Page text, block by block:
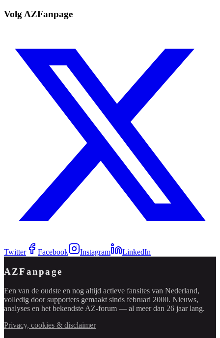
Volg AZFanpage
Twitter Facebook Instagram LinkedIn
AZFanpage
Een van de oudste en nog altijd actieve fansites van Nederland,
volledig door supporters gemaakt sinds februari 2000. Nieuws,
analyses en het bekendste AZ-forum — al meer dan 26 jaar lang.
Privacy, cookies & disclaimer